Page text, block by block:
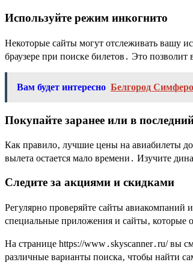
Используйте режим инкогнито
Некоторые сайты могут отслеживать вашу
браузере при поиске билетов․ Это
Вам будет интересно Белгород
Покупайте заранее или в
Как правило‚ лучшие цены на авиабилеты
вылета остается мало времени․ Изучите
Следите за акциями и скидками
Регулярно проверяйте сайты авиакомпаний
специальные приложения и сайты‚
На странице https://www․skyscanner․ru/ вы
различные варианты поиска‚ чтобы найти